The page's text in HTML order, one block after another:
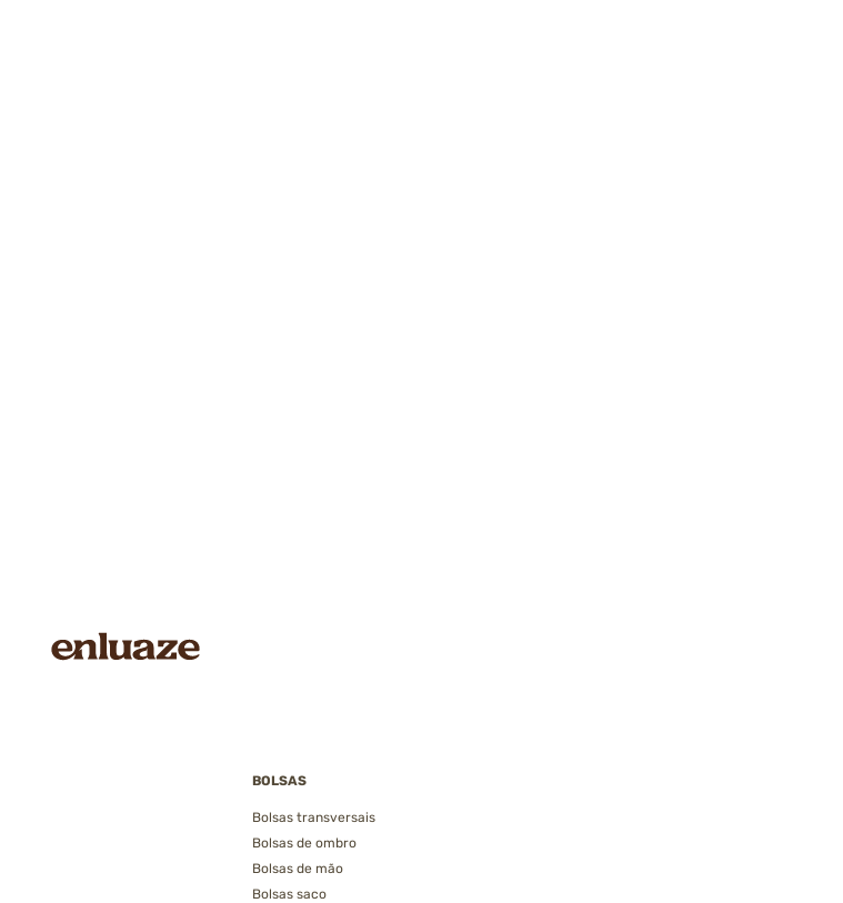
BOLSAS
Bolsas transversais
Bolsas de ombro
Bolsas de mão
Bolsas saco